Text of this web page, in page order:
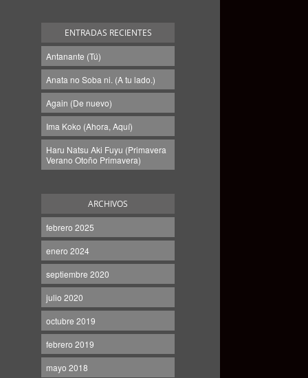
ENTRADAS RECIENTES
Antanante (Tú)
Anata no Soba ni. (A tu lado.)
Again (De nuevo)
Ima Koko (Ahora, Aquí)
Haru Natsu Aki Fuyu (Primavera
Verano Otoño Primavera)
ARCHIVOS
febrero 2025
enero 2024
septiembre 2020
julio 2020
octubre 2019
febrero 2019
mayo 2018